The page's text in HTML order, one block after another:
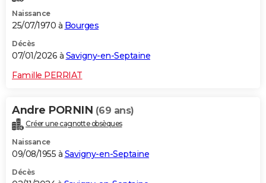
COPAINS D'AVANT
S'inscrire
Se connecter
Lycées
Collèges
Primaires
Universités
Entreprises
Service militaire
Avis de recherche
AVIS DE DÉCÈS
Naissance
25/07/1970 à Bourges
Décès
07/01/2026 à Savigny-en-Septaine
Famille PERRIAT
Andre PORNIN (69 ans)
Créer une cagnotte obsèques
Naissance
09/08/1955 à Savigny-en-Septaine
Décès